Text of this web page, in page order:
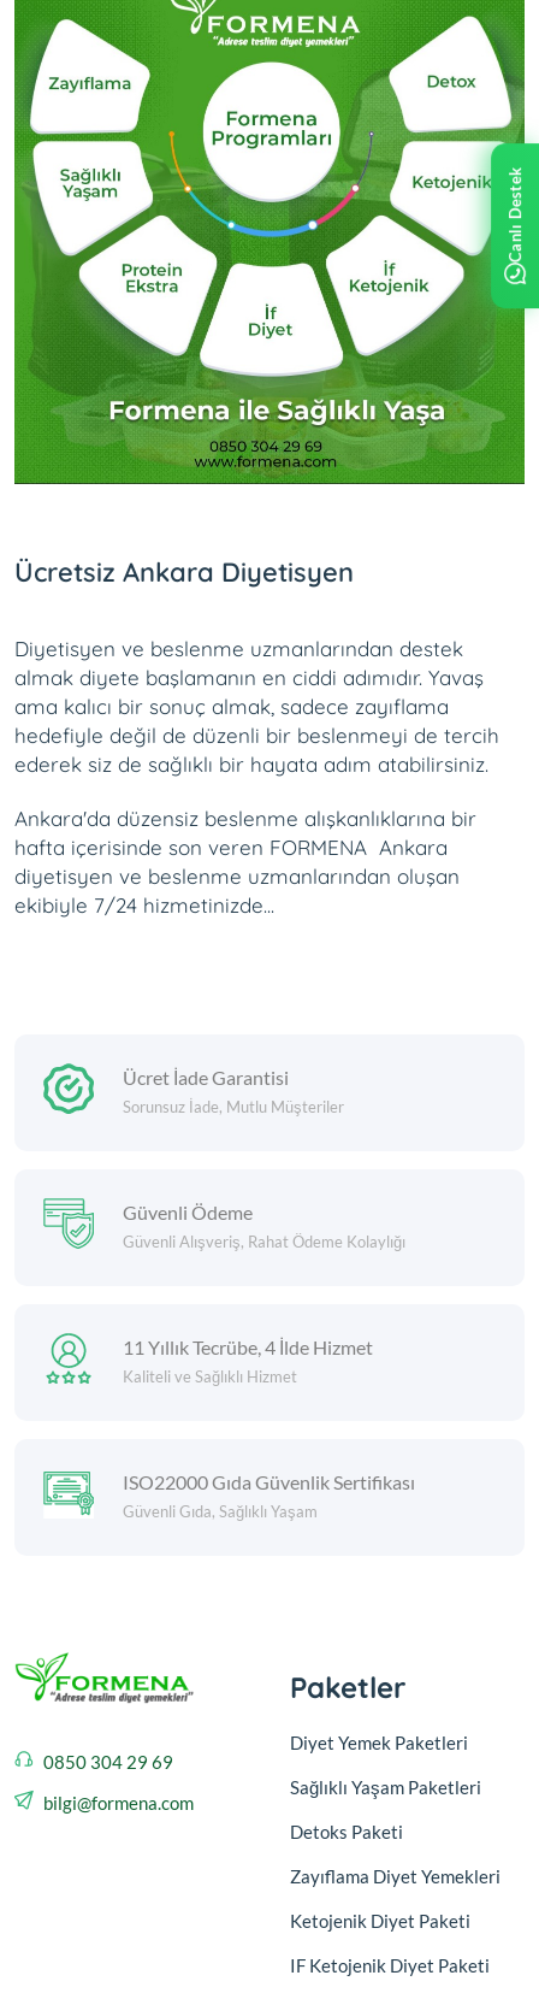
Ücretsiz Ankara Diyetisyen
Diyetisyen ve beslenme uzmanlarından destek
almak diyete başlamanın en ciddi adımıdır. Yavaş
ama kalıcı bir sonuç almak, sadece zayıflama
hedefiyle değil de düzenli bir beslenmeyi de tercih
ederek siz de sağlıklı bir hayata adım atabilirsiniz.
Ankara'da düzensiz beslenme alışkanlıklarına bir
hafta içerisinde son veren FORMENA Ankara
diyetisyen ve beslenme uzmanlarından oluşan
ekibiyle 7/24 hizmetinizde...
Canlı Destek
Ücret İade Garantisi
Sorunsuz İade, Mutlu Müşteriler
Güvenli Ödeme
Güvenli Alışveriş, Rahat Ödeme Kolaylığı
11 Yıllık Tecrübe, 4 İlde Hizmet
Kaliteli ve Sağlıklı Hizmet
ISO22000 Gıda Güvenlik Sertifikası
Güvenli Gıda, Sağlıklı Yaşam
0850 304 29 69
bilgi@formena.com
Paketler
Diyet Yemek Paketleri
Sağlıklı Yaşam Paketleri
Detoks Paketi
Zayıflama Diyet Yemekleri
Ketojenik Diyet Paketi
IF Ketojenik Diyet Paketi